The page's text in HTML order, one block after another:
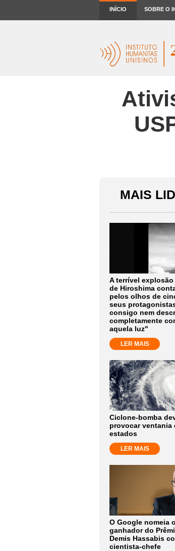
INÍCIO SOBRE O
MAIS
A terrível
de Hiroshima
pelos olhos de
seus
consigo nem
completamente
aquela luz"
LER MAIS
Ciclone-bomba
provocar ventania
estados
LER MAIS
O Google nomeia o
ganhador do
Demis Hassabis
cientista-chefe